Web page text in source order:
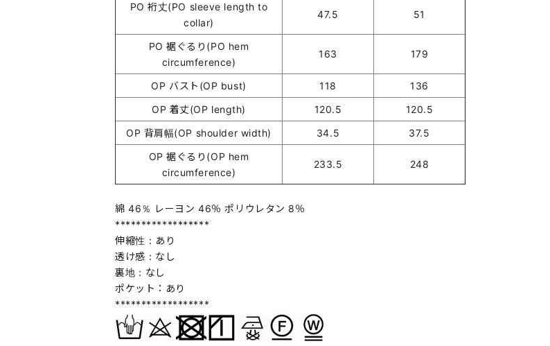
PO 裄丈(PO sleeve length to
collar)
47.5 51
PO 裾ぐるり(PO hem
circumference)
163 179
OP バスト(OP bust) 118
136
OP 着丈(OP length)
120.5
120.5
OP 背肩幅(OP shoulder width)
34.5
37.5
OP 裾ぐるり(OP hem
circumference)
233.5 248
綿 46％ レーヨン 46％ ポリウレタン 8％
******************
伸縮性：あり
透け感：なし
裏地：なし
ポケット：あり
******************